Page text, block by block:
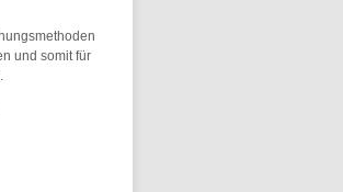
und somit für